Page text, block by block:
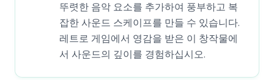
뚜렷한 음악 요소를 추가하여 풍부하고 복
잡한 사운드 스케이프를 만들 수 있습니다.
레트로 게임에서 영감을 받은 이 창작물에
서 사운드의 깊이를 경험하십시오.